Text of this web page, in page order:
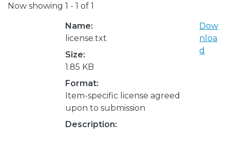
Now showing 1 - 1 of 1
Name:
license.txt
Size:
1.85 KB
Format:
Item-specific license agreed
upon to submission
Description:
Dow
nloa
d